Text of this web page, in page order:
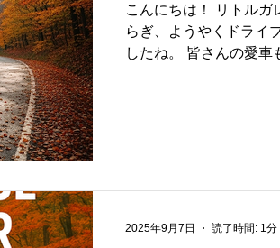
こんにちは！ リトルガ
らぎ、ようやくドライ
したね。 皆さんの愛車
2025年9月7日 読了時間: 1分